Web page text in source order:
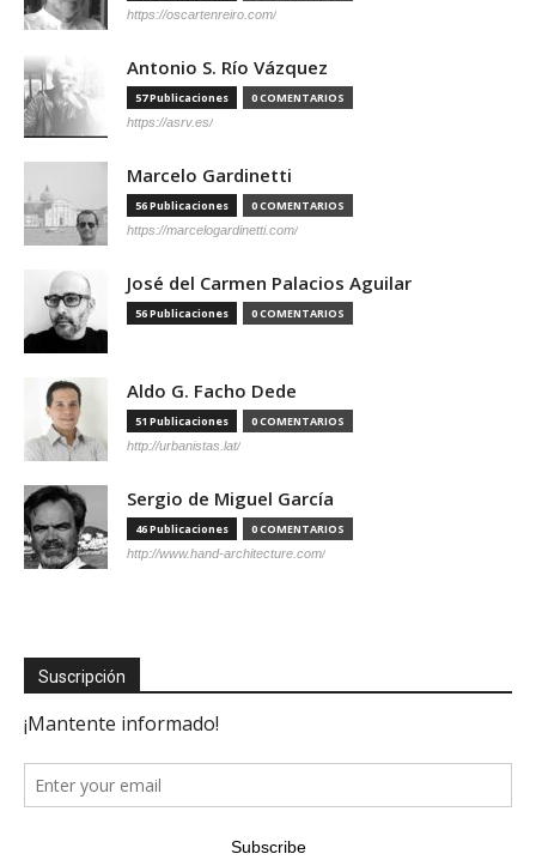
https://oscartenreiro.com/
Antonio S. Río Vázquez
57 Publicaciones 0 COMENTARIOS
https://asrv.es/
Marcelo Gardinetti
56 Publicaciones 0 COMENTARIOS
https://marcelogardinetti.com/
José del Carmen Palacios Aguilar
56 Publicaciones 0 COMENTARIOS
Aldo G. Facho Dede
51 Publicaciones 0 COMENTARIOS
http://urbanistas.lat/
Sergio de Miguel García
46 Publicaciones 0 COMENTARIOS
http://www.hand-architecture.com/
Suscripción